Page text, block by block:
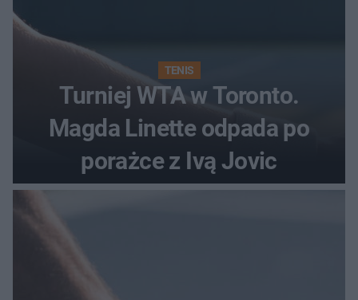
TENIS
Turniej WTA w Toronto.
Magda Linette odpada po
porażce z Ivą Jovic